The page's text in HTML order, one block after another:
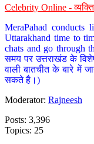
Celebrity Online -
MeraPahad conducts
Uttarakhand time to
chats and go through
समय पर उत्तराखंड के
वाली बातचीत के बारे में
सकते है।)
Moderator: Rajneesh
Posts: 3,396
Topics: 25